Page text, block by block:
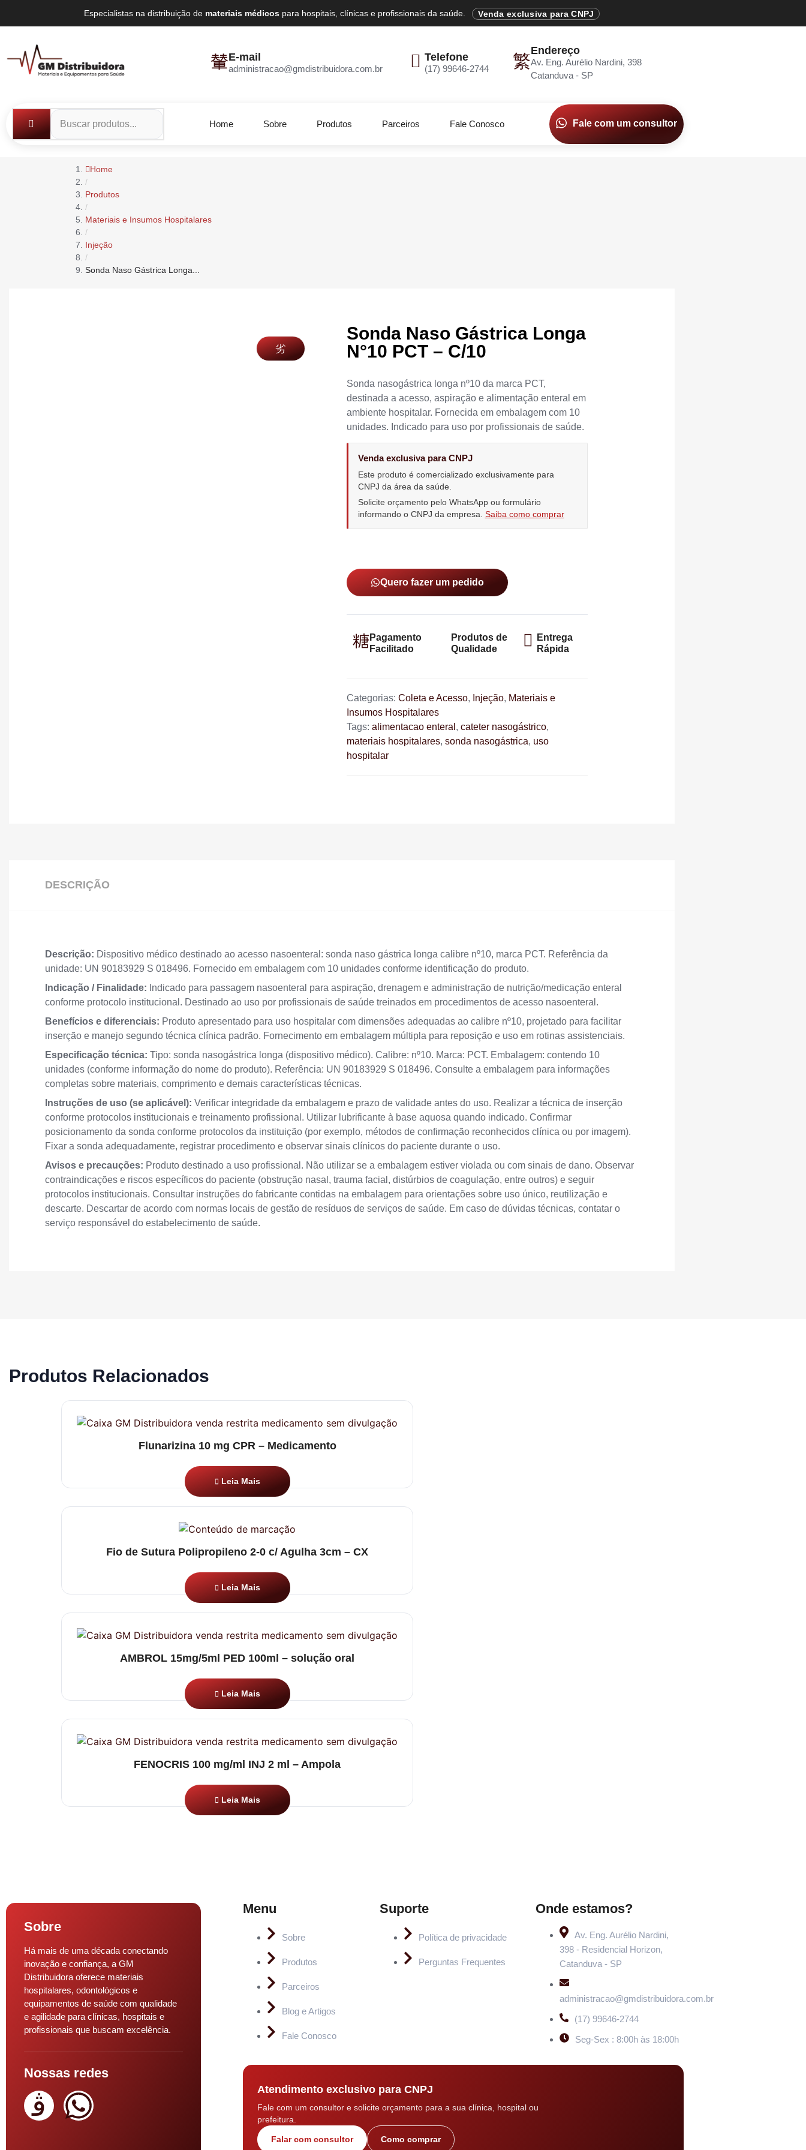
Especialistas na distribuição de materiais médicospara hospitais, clínicas e profissionais da saúde. Venda exclusiva para CNPJ
E-mail
administracao@gmdistribuidora.com.br
Telefone
(17) 99646-2744
Endereço
Av. Eng. Aurélio Nardini, 398
Catanduva - SP
Home Sobre Produtos Parceiros Fale Conosco Fale com um consultor
Home
/
Produtos
/
Materiais e Insumos Hospitalares
/
Injeção
/
Sonda Naso Gástrica Longa...
Sonda Naso Gástrica Longa
N°10 PCT – C/10
Sonda nasogástrica longa nº10 da marca PCT,
destinada a acesso, aspiração e alimentação enteral em
ambiente hospitalar. Fornecida em embalagem com 10
unidades. Indicado para uso por profissionais de saúde.
Venda exclusiva para CNPJ
Este produto é comercializado exclusivamente para
CNPJ da área da saúde.
Solicite orçamento pelo WhatsApp ou formulário
informando o CNPJ da empresa. Saiba como comprar
Quero fazer um pedido
Pagamento
Facilitado
Produtos de
Qualidade
Entrega
Rápida
Categorias: Coleta e Acesso, Injeção, Materiais e
Insumos Hospitalares
Tags: alimentacao enteral , cateter nasogástrico,
materiais hospitalares, sonda nasogástrica, uso
hospitalar
DESCRIÇÃO
Descrição: Dispositivo médico destinado ao acesso nasoenteral: sonda naso gástrica longa calibre nº10, marca PCT. Referência da
unidade: UN 90183929 S 018496. Fornecido em embalagem com 10 unidades conforme identificação do produto.
Indicação / Finalidade: Indicado para passagem nasoenteral para aspiração, drenagem e administração de nutrição/medicação enteral
conforme protocolo institucional. Destinado ao uso por profissionais de saúde treinados em procedimentos de acesso nasoenteral.
Benefícios e diferenciais: Produto apresentado para uso hospitalar com dimensões adequadas ao calibre nº10, projetado para facilitar
inserção e manejo segundo técnica clínica padrão. Fornecimento em embalagem múltipla para reposição e uso em rotinas assistenciais.
Especificação técnica: Tipo: sonda nasogástrica longa (dispositivo médico). Calibre: nº10. Marca: PCT. Embalagem: contendo 10
unidades (conforme informação do nome do produto). Referência: UN 90183929 S 018496. Consulte a embalagem para informações
completas sobre materiais, comprimento e demais características técnicas.
Instruções de uso (se aplicável): Verificar integridade da embalagem e prazo de validade antes do uso. Realizar a técnica de inserção
conforme protocolos institucionais e treinamento profissional. Utilizar lubrificante à base aquosa quando indicado. Confirmar
posicionamento da sonda conforme protocolos da instituição (por exemplo, métodos de confirmação reconhecidos clínica ou por imagem).
Fixar a sonda adequadamente, registrar procedimento e observar sinais clínicos do paciente durante o uso.
Avisos e precauções: Produto destinado a uso profissional. Não utilizar se a embalagem estiver violada ou com sinais de dano. Observar
contraindicações e riscos específicos do paciente (obstrução nasal, trauma facial, distúrbios de coagulação, entre outros) e seguir
protocolos institucionais. Consultar instruções do fabricante contidas na embalagem para orientações sobre uso único, reutilização e
descarte. Descartar de acordo com normas locais de gestão de resíduos de serviços de saúde. Em caso de dúvidas técnicas, contatar o
serviço responsável do estabelecimento de saúde.
Produtos Relacionados
Flunarizina 10 mg CPR – Medicamento
Leia Mais
Fio de Sutura Polipropileno 2-0 c/ Agulha 3cm – CX
Leia Mais
AMBROL 15mg/5ml PED 100ml – solução oral
Leia Mais
FENOCRIS 100 mg/ml INJ 2 ml – Ampola
Leia Mais
Sobre
Há mais de uma década conectando
inovação e confiança, a GM
Distribuidora oferece materiais
hospitalares, odontológicos e
equipamentos de saúde com qualidade
e agilidade para clínicas, hospitais e
profissionais que buscam excelência.
Nossas redes
Menu
Sobre
Produtos
Parceiros
Blog e Artigos
Fale Conosco
Suporte
Política de privacidade
Perguntas Frequentes
Onde estamos?
Av. Eng. Aurélio Nardini,
398 - Residencial Horizon,
Catanduva - SP
administracao@gmdistribuidora.com.br
(17) 99646-2744
Seg-Sex : 8:00h às 18:00h
Atendimento exclusivo para CNPJ
Fale com um consultor e solicite orçamento para a sua clínica, hospital ou
prefeitura.
Falar com consultor Como comprar